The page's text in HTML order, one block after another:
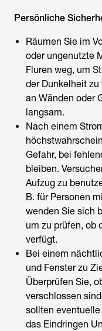
Persönliche
Räumen Sie im
oder ungenutzte
Fluren weg, um
der Dunkelheit
an Wänden oder
langsam.
Nach einem
Gefahr, bei
bleiben.
Aufzug zu
B. für Personen
wenden Sie sich
um zu prüfen, ob
verfügt.
Bei einem
und Fenster zu
Überprüfen Sie,
verschlossen
sollten
das Eindringen